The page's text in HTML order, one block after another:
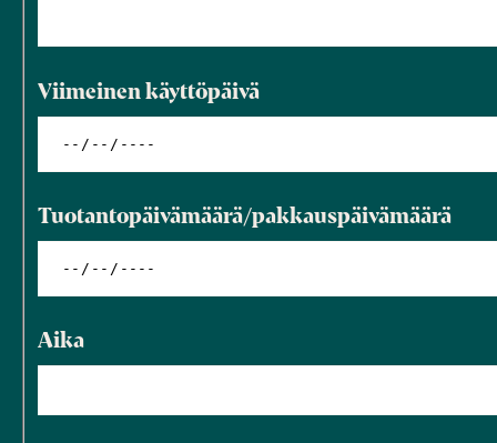
Viimeinen käyttöpäivä
Tuotantopäivämäärä/pakkauspäivämäärä
Aika